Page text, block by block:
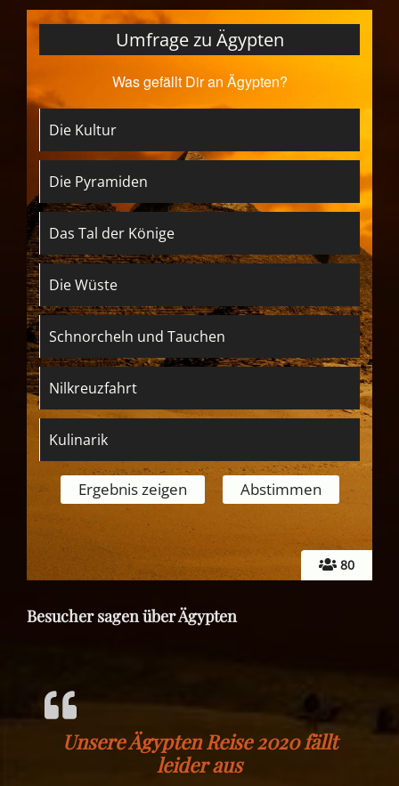
80
Umfrage zu Ägypten
Was gefällt Dir an Ägypten?
Die Kultur
Die Pyramiden
Das Tal der Könige
Die Wüste
Schnorcheln und Tauchen
Nilkreuzfahrt
Kulinarik
Besucher sagen über Ägypten
Unsere Ägypten Reise 2020 fällt
leider aus